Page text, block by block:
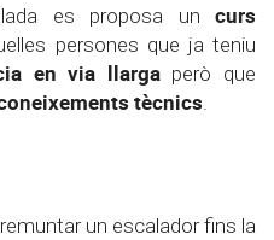
es proposa un curs
persones que ja teniu
en via llargaperò que
tècnics.
un escalador fins la